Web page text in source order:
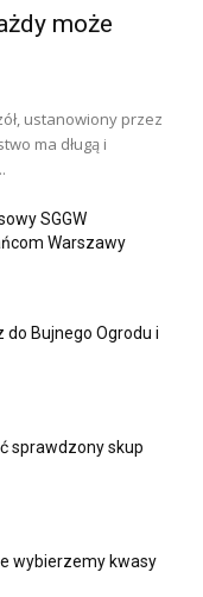
może
ustanowiony przez
ma długą i
SGGW
Warszawy
do Bujnego Ogrodu i
sprawdzony skup
wybierzemy kwasy